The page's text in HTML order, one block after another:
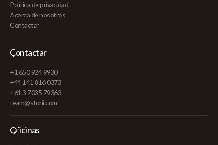
Política de privacidad
Acerca de nosotros
Contactar
Contactar
+1 650 924 9930
+44 141 816 0373
+61 3 7035 79363
team@storii.com
Oficinas